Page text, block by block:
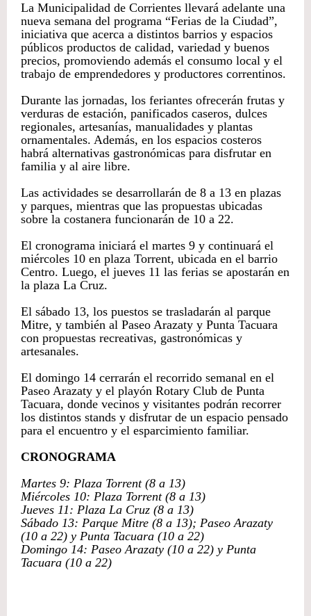
La Municipalidad de Corrientes llevará adelante una
nueva semana del programa “Ferias de la Ciudad”,
iniciativa que acerca a distintos barrios y espacios
públicos productos de calidad, variedad y buenos
precios, promoviendo además el consumo local y el
trabajo de emprendedores y productores correntinos.
Durante las jornadas, los feriantes ofrecerán frutas y
verduras de estación, panificados caseros, dulces
regionales, artesanías, manualidades y plantas
ornamentales. Además, en los espacios costeros
habrá alternativas gastronómicas para disfrutar en
familia y al aire libre.
Las actividades se desarrollarán de 8 a 13 en plazas
y parques, mientras que las propuestas ubicadas
sobre la costanera funcionarán de 10 a 22.
El cronograma iniciará el martes 9 y continuará el
miércoles 10 en plaza Torrent, ubicada en el barrio
Centro. Luego, el jueves 11 las ferias se apostarán en
la plaza La Cruz.
El sábado 13, los puestos se trasladarán al parque
Mitre, y también al Paseo Arazaty y Punta Tacuara
con propuestas recreativas, gastronómicas y
artesanales.
El domingo 14 cerrarán el recorrido semanal en el
Paseo Arazaty y el playón Rotary Club de Punta
Tacuara, donde vecinos y visitantes podrán recorrer
los distintos stands y disfrutar de un espacio pensado
para el encuentro y el esparcimiento familiar.
CRONOGRAMA
Martes 9: Plaza Torrent (8 a 13)
Miércoles 10: Plaza Torrent (8 a 13)
Jueves 11: Plaza La Cruz (8 a 13)
Sábado 13: Parque Mitre (8 a 13); Paseo Arazaty
(10 a 22) y Punta Tacuara (10 a 22)
Domingo 14: Paseo Arazaty (10 a 22) y Punta
Tacuara (10 a 22)